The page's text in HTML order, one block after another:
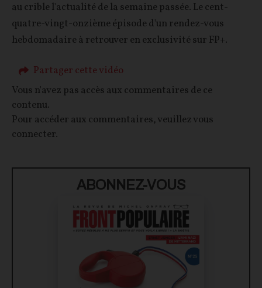
au crible l'actualité de la semaine passée. Le cent-
quatre-vingt-onzième épisode d'un rendez-vous
hebdomadaire à retrouver en exclusivité sur FP+.
Partager cette vidéo
Vous n'avez pas accès aux commentaires de ce
contenu.
Pour accéder aux commentaires, veuillez vous
connecter.
ABONNEZ-VOUS